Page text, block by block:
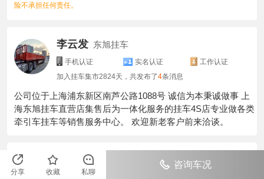
险不承担任何责任。
李云发 东旭挂车
手机认证 实名认证
工作认证
加入挂车集市2824天，共发布了4条消息
公司位于上海浦东新区南芦公路1088号 诚信为本秉诚做事 上
海东旭挂车直营店集售后为一体化服务的挂车4S店专业做各类
牵引车挂车等销售服务中心。 欢迎新老客户前来洽谈。
首页 厢式半挂车 >13米翼开启厢式半挂车上路价
分享 收藏 私聊
咨询车况